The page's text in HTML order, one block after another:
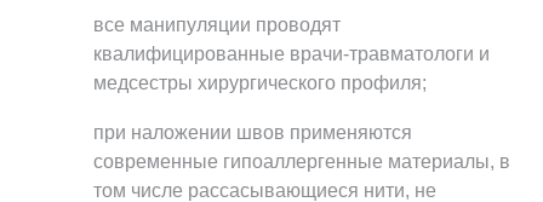
все манипуляции проводят
квалифицированные врачи-травматологи и
медсестры хирургического профиля;
при наложении швов применяются
современные гипоаллергенные материалы, в
том числе рассасывающиеся нити, не